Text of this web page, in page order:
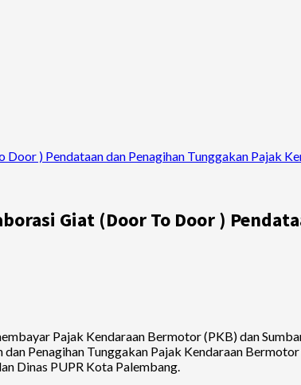
) Pendataan dan Penagihan Tunggakan Pajak
Giat (Door To Door )
Pajak Kendaraan Bermotor (PKB) dan
Penagihan Tunggakan Pajak Kendaraan
Dinas PUPR Kota Palembang.